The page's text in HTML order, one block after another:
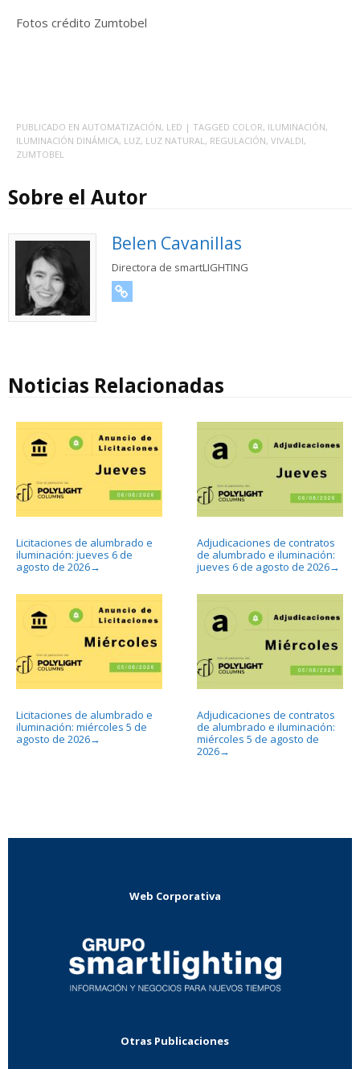
Fotos crédito Zumtobel
PUBLICADO EN AUTOMATIZACIÓN, LED | TAGGED COLOR, ILUMINACIÓN,
ILUMINACIÓN DINÁMICA, LUZ, LUZ NATURAL , REGULACIÓN, VIVALDI,
ZUMTOBEL
Sobre el Autor
Belen Cavanillas
Directora de smartLIGHTING
Noticias Relacionadas
Licitaciones de alumbrado e
iluminación: jueves 6 de
agosto de 2026→
Adjudicaciones de contratos
de alumbrado e iluminación:
jueves 6 de agosto de 2026→
Licitaciones de alumbrado e
iluminación: miércoles 5 de
agosto de 2026→
Adjudicaciones de contratos
de alumbrado e iluminación:
miércoles 5 de agosto de
2026→
Web Corporativa
Otras Publicaciones